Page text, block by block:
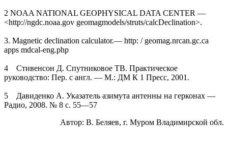
2 NOAA NATIONAL GEOPHYSICAL DATA CENTER —
<http://ngdc.noaa.gov geomagmodels/struts/calcDeclination>.
3. Magnetic declination calculator.— http: / geomag.nrcan.gc.ca
apps mdcal-eng.php
4 Стивенсон Д. Спутниковое ТВ. Практическое
руководство: Пер. с англ. — М.: ДМ К 1 Пресс, 2001.
5 Давиденко А. Указатель азимута антенны на герконах —
Радио, 2008. № 8 с. 55—57
Автор: В. Беляев, г. Муром Владимирской обл.